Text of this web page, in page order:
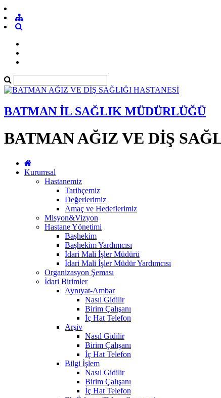
BATMAN İL SAĞLIK MÜDÜRLÜĞÜ
BATMAN AĞIZ VE DİŞ
Kurumsal
Hastanemiz
Tarihçemiz
Değerlerimiz
Amaç ve Hedeflerimiz
Misyon&Vizyon
Hastane Yönetimi
Başhekim
Başhekim Yardımcısı
İdari Mali İşler Müdürü
İdari Mali İşler Müdür Yardımcısı
Organizasyon Şeması
İdari Birimler
Aynıyat-Ambar
Nasıl Gidilir
Birim Çalışanı
İç Hat Telefon
Arşiv
Nasıl Gidilir
Birim Çalışanı
İç Hat Telefon
Bilgi İşlem
Nasıl Gidilir
Birim Çalışanı
İç Hat Telefon